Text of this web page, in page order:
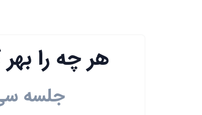
هر چه را
جلسه